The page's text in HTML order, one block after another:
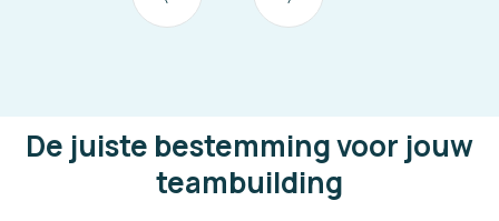
De juiste bestemming voor jouw
teambuilding